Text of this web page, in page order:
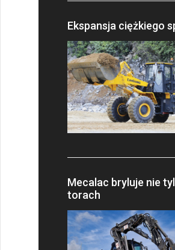
Ekspansja ciężkiego
Mecalac bryluje nie
torach